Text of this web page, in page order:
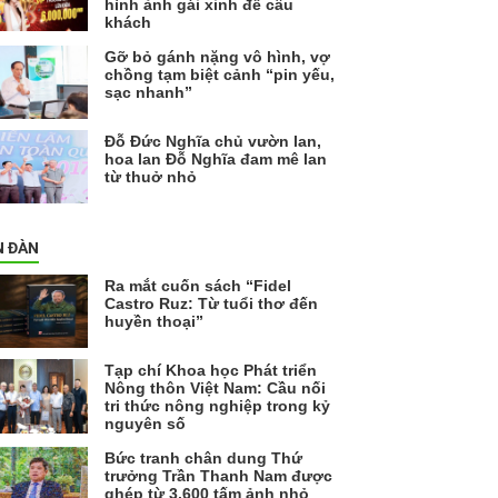
hình ảnh gái xinh để câu
khách
Gỡ bỏ gánh nặng vô hình, vợ
chồng tạm biệt cảnh “pin yếu,
sạc nhanh”
Đỗ Đức Nghĩa chủ vườn lan,
hoa lan Đỗ Nghĩa đam mê lan
từ thuở nhỏ
ĐÀN
Ra mắt cuốn sách “Fidel
Castro Ruz: Từ tuổi thơ đến
huyền thoại”
Tạp chí Khoa học Phát triển
Nông thôn Việt Nam: Cầu nối
tri thức nông nghiệp trong kỷ
nguyên số
Bức tranh chân dung Thứ
trưởng Trần Thanh Nam được
ghép từ 3.600 tấm ảnh nhỏ